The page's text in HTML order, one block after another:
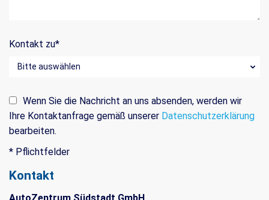
Kontakt zu*
Wenn Sie die Nachricht an uns absenden, werden wir
Ihre Kontaktanfrage gemäß unserer Datenschutzerklärung
bearbeiten.
* Pflichtfelder
Kontakt